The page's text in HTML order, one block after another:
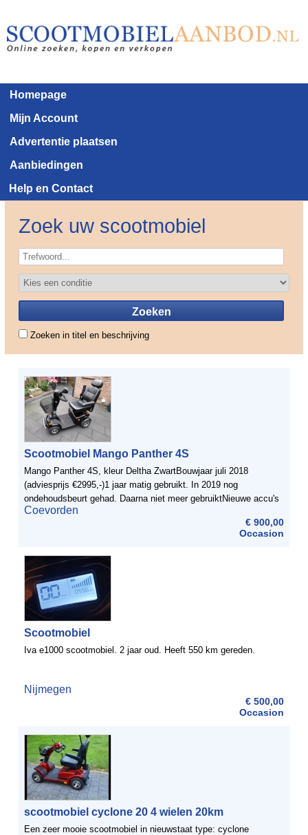
Homepage
Mijn Account
Advertentie plaatsen
Aanbiedingen
Help en Contact
Zoek uw scootmobiel
Zoeken in titel en beschrijving
Scootmobiel Mango Panther 4S
Mango Panther 4S, kleur Deltha ZwartBouwjaar juli 2018
(adviesprijs €2995,-)1 jaar matig gebruikt. In 2019 nog
ondehoudsbeurt gehad. Daarna niet meer gebruiktNieuwe accu's
september 2021Maximaal draagvermogen 135 kgVoorzien van ...
Coevorden
€ 900,00
Occasion
Scootmobiel
Iva e1000 scootmobiel. 2 jaar oud. Heeft 550 km gereden.
Nijmegen
€ 500,00
Occasion
scootmobiel cyclone 20 4 wielen 20km
Een zeer mooie scootmobiel in nieuwstaat type: cyclone